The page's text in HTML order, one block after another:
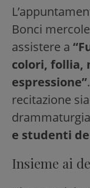
Bonci
assistere a
colori, follia,
espressione”
recitazione
e studenti
Insieme ai